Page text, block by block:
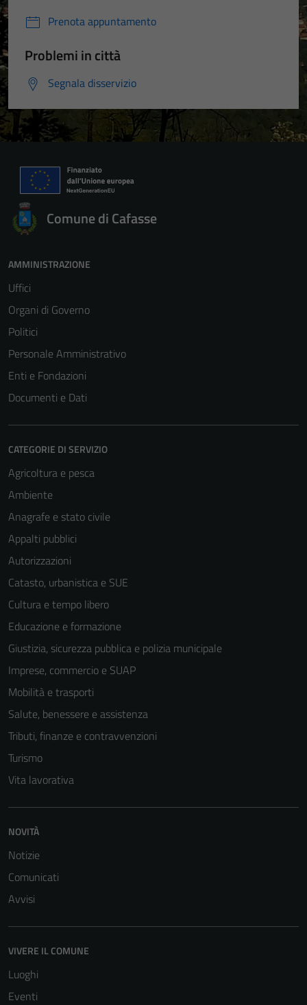
Prenota appuntamento
Problemi in città
Segnala disservizio
Comune di Cafasse
AMMINISTRAZIONE
Uffici
Organi di Governo
Politici
Personale Amministrativo
Enti e Fondazioni
Documenti e Dati
CATEGORIE DI SERVIZIO
Agricoltura e pesca
Ambiente
Anagrafe e stato civile
Appalti pubblici
Autorizzazioni
Catasto, urbanistica e SUE
Cultura e tempo libero
Educazione e formazione
Giustizia, sicurezza pubblica e polizia municipale
Imprese, commercio e SUAP
Mobilità e trasporti
Salute, benessere e assistenza
Tributi, finanze e contravvenzioni
Turismo
Vita lavorativa
NOVITÀ
Notizie
Comunicati
Avvisi
VIVERE IL COMUNE
Luoghi
Eventi